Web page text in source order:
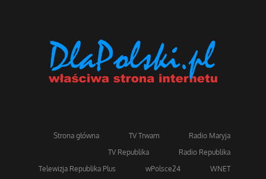
Strona główna TV Trwam
Radio Maryja
TV Republika
Radio Republika
Telewizja Republika Plus
wPolsce24 WNET